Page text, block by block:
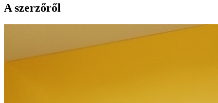
A szerzőről